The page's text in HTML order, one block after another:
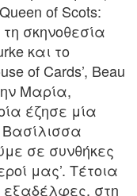
of Scots:
τη σκηνοθεσία
και το
of Cards’, Beau
Μαρία,
έζησε μία
Βασίλισσα
σε συνθήκες
μας’. Τέτοια
εξαδέλφες, στη